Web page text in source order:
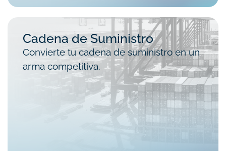
Cadena de Suministro
Convierte tu cadena de suministro en un
arma competitiva.